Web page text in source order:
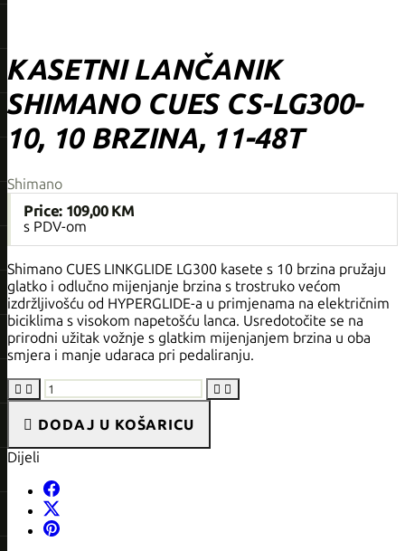
KASETNI LANČANIK
SHIMANO CUES CS-LG300-
10, 10 BRZINA, 11-48T
Shimano
Price: 109,00 KM
s PDV-om
Shimano CUES LINKGLIDE LG300 kasete s 10 brzina pružaju
glatko i odlučno mijenjanje brzina s trostruko većom
izdržljivošću od HYPERGLIDE-a u primjenama na električnim
biciklima s visokom napetošću lanca. Usredotočite se na
prirodni užitak vožnje s glatkim mijenjanjem brzina u oba
smjera i manje udaraca pri pedaliranju.
   
 DODAJ U KOŠARICU
Dijeli